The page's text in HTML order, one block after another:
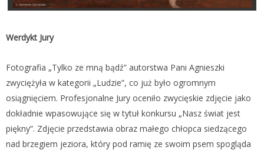
Werdykt Jury
Fotografia „Tylko ze mną bądź” autorstwa Pani Agnieszki
zwyciężyła w kategorii „Ludzie”, co już było ogromnym
osiągnięciem. Profesjonalne Jury oceniło zwycięskie zdjęcie jako
dokładnie wpasowujące się w tytuł konkursu „Nasz świat jest
piękny”. Zdjęcie przedstawia obraz małego chłopca siedzącego
nad brzegiem jeziora, który pod ramię ze swoim psem spogląda